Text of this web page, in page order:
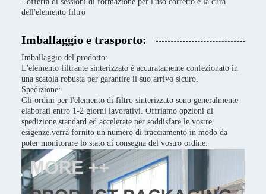
dell'elemento filtro
Imballaggio e trasporto:
Imballaggio del prodotto:
L'elemento filtrante sinterizzato è accuratamente confezionato in
una scatola robusta per garantire il suo arrivo sicuro.
Spedizione:
Gli ordini per l'elemento di filtro sinterizzato sono generalmente
elaborati entro 1-2 giorni lavorativi. Offriamo opzioni di
spedizione standard ed accelerate per soddisfare le vostre
esigenze.verrà fornito un numero di tracciamento in modo da
poter monitorare lo stato di consegna del vostro ordine.